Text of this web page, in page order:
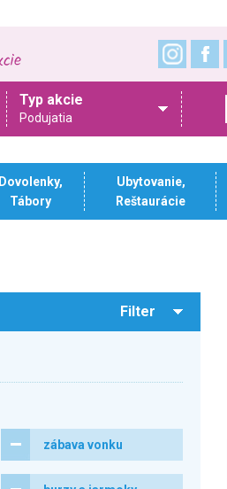
Typ akcie
Podujatia
Dovolenky,
Tábory
Ubytovanie,
Reštaurácie
Filter
zábava vonku